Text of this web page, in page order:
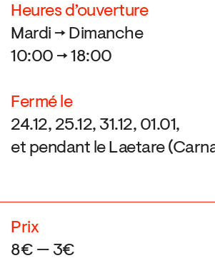
Heures d’ouverture
Mardi → Dimanche
10:00 → 18:00
Fermé le
24.12, 25.12, 31.12, 01.01,
et pendant le Laetare
Prix
8€ — 3€